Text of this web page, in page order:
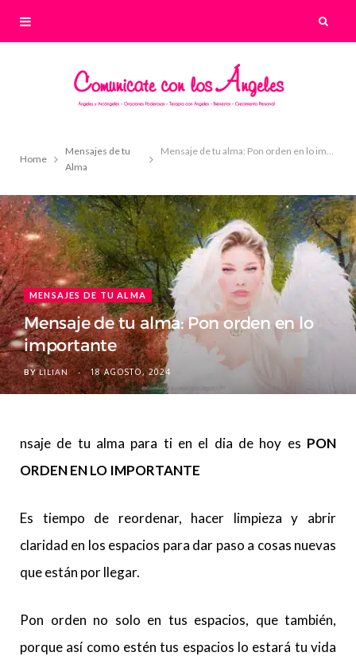
Home
Mensajes de tu
Alma
Mensaje de tu alma: Pon orden en lo importante
MENSAJES DE TU ALMA
Mensaje de tu alma: Pon orden en lo
importante
BY LILIAN 18 AGOSTO, 2024
nsaje de tu alma para ti en el dia de hoy es PON
ORDEN EN LO IMPORTANTE
Es tiempo de reordenar, hacer limpieza y abrir
claridad en los espacios para dar paso a cosas nuevas
que están por llegar.
Pon orden no solo en tus espacios, que también,
porque así como estén tus espacios lo estará tu vida